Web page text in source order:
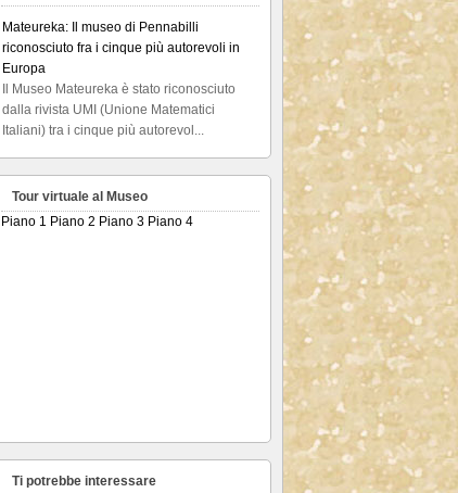
Mateureka: Il museo di Pennabilli
riconosciuto fra i cinque più autorevoli in
Europa
Il Museo Mateureka è stato riconosciuto
dalla rivista UMI (Unione Matematici
Italiani) tra i cinque più autorevol...
Articolo RiminiIn...
Tour virtuale al Museo
Piano 1 Piano 2 Piano 3 Piano 4
Ti potrebbe interessare